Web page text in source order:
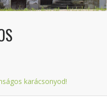
karácsonyod!